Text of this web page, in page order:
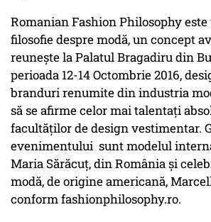
Romanian Fashion Philosophy este
filosofie despre modă, un concept
reunește la Palatul Bragadiru din
perioada 12-14 Octombrie 2016,
branduri renumite din industria
să se afirme celor mai talentați
facultăților de design vestimentar.
evenimentului sunt modelul
Maria Sărăcuț, din România și
modă, de origine americană,
conform fashionphilosophy.ro.